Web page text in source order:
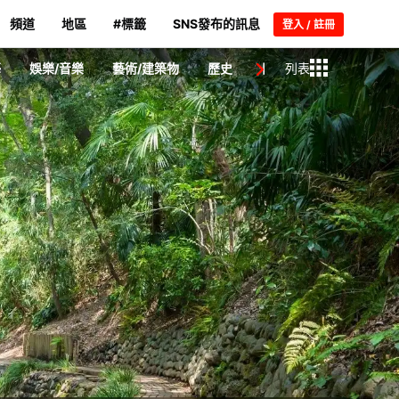
頻道 地區 #標籤 SNS發布的訊息 登入 / 註冊
娛樂/音樂 藝術/建築物 歷史 日本人/名人 新聞
列表